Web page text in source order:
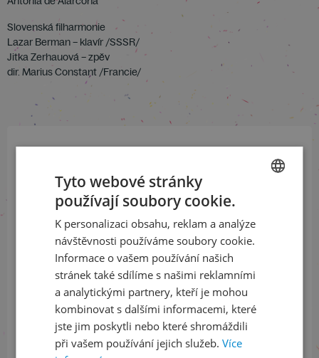
Slovenská filharmonie
Lazar Berman – klavír /SSSR/
Jitka Zerhauová – zpěv
dir. Marius Constant /Francie/
a buďte jako první v obraze
ODEBÍRAT NEWSLETTER
Sledujte nás na sociálních sítích
LinkedInflickr
ENGLISH
Tyto webové stránky
používají soubory cookie.
K personalizaci obsahu, reklam a analýze
návštěvnosti používáme soubory cookie.
Informace o vašem používání našich
stránek také sdílíme s našimi reklamními
a analytickými partnery, kteří je mohou
kombinovat s dalšími informacemi, které
jste jim poskytli nebo které shromáždili
při vašem používání jejich služeb. Více